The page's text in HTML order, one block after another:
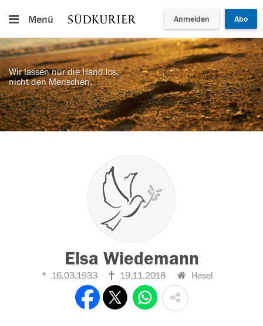
Menü Anmelden Abo
Wir lassen nur die Hand los,
nicht den Menschen.
Elsa Wiedemann
16.03.1933 19.11.2018 Hasel